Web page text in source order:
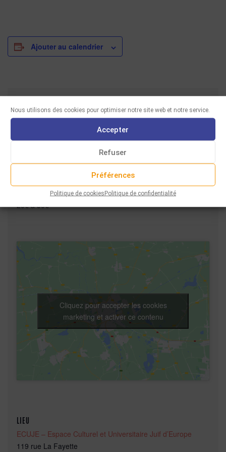
Nous utilisons des cookies pour optimiser notre site web et notre service.
Accepter
Refuser
Préférences
Politique de cookiesPolitique de confidentialité
Ajouter au calendrier
DÉTAILS
Série :
20€ à 50€
LIEU
ECUJE – Espace Culturel et Universitaire Juif d’Europe
119 rue La Fayette
Cliquez pour accepter les cookies
marketing et activer ce contenu